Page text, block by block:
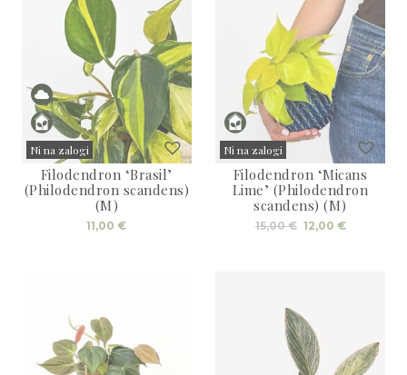
Ni na zalogi
Sold
Filodendron ‘Brasil’
(Philodendron scandens)
(M)
11,00 €
Ni na zalogi
Sold
Filodendron ‘Micans
Lime’ (Philodendron
scandens) (M)
15,00€ Izvirna
cena
12,00 €Trenutna